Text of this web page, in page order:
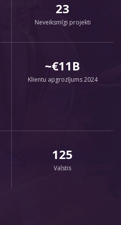
23
Neveiksmīgi projekti
~€11B
Klientu apgrozījums 2024
125
Valstis